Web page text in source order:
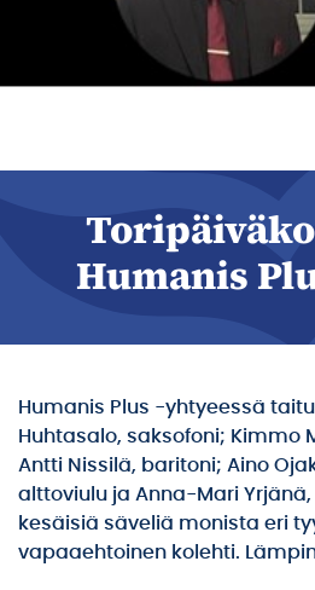
Humanis
Humanis Plus -yhtyeessä
Huhtasalo, saksofoni; Kimmo
Antti Nissilä, baritoni; Aino
alttoviulu ja Anna-Mari
kesäisiä säveliä monista eri
vapaaehtoinen kolehti.